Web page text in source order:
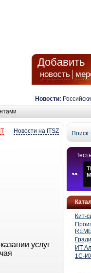
Добавить
новость
Новости: Российский
Поиск:
Кит-
ИТ
1С-
Новости на ITSZ
услуг